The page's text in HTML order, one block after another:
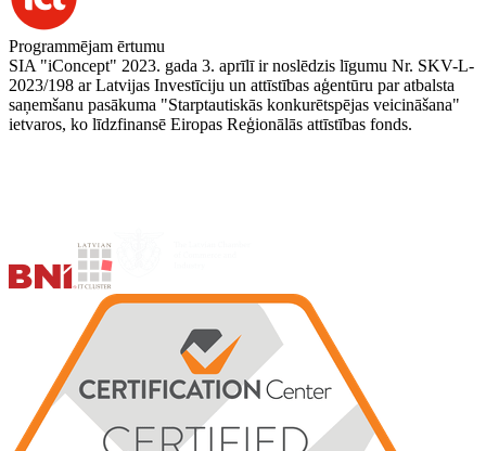
Programmējam ērtumu
SIA "iConcept" 2023. gada 3. aprīlī ir noslēdzis līgumu Nr. SKV-L-
2023/198 ar Latvijas Investīciju un attīstības aģentūru par atbalsta
saņemšanu pasākuma "Starptautiskās konkurētspējas veicināšana"
ietvaros, ko līdzfinansē Eiropas Reģionālās attīstības fonds.